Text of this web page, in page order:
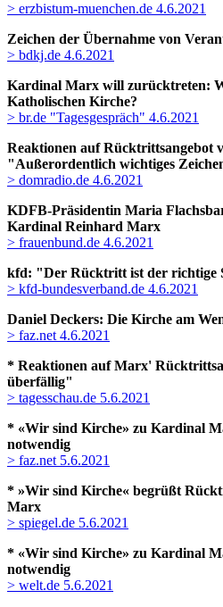
> erzbistum-muenchen.de 4.6.2021
Zeichen der Übernahme von
> bdkj.de 4.6.2021
Kardinal Marx will zurücktreten:
Katholischen Kirche?
> br.de "Tagesgespräch" 4.6.2021
Reaktionen auf Rücktrittsangebot
"Außerordentlich wichtiges
> domradio.de 4.6.2021
KDFB-Präsidentin Maria
Kardinal Reinhard Marx
> frauenbund.de 4.6.2021
kfd: "Der Rücktritt ist der richtige
> kfd-bundesverband.de 4.6.2021
Daniel Deckers: Die Kirche am
> faz.net 4.6.2021
* Reaktionen auf Marx'
überfällig"
> tagesschau.de 5.6.2021
* «Wir sind Kirche» zu Kardinal
notwendig
> faz.net 5.6.2021
* »Wir sind Kirche« begrüßt
Marx
> spiegel.de 5.6.2021
* «Wir sind Kirche» zu Kardinal
notwendig
> welt.de 5.6.2021